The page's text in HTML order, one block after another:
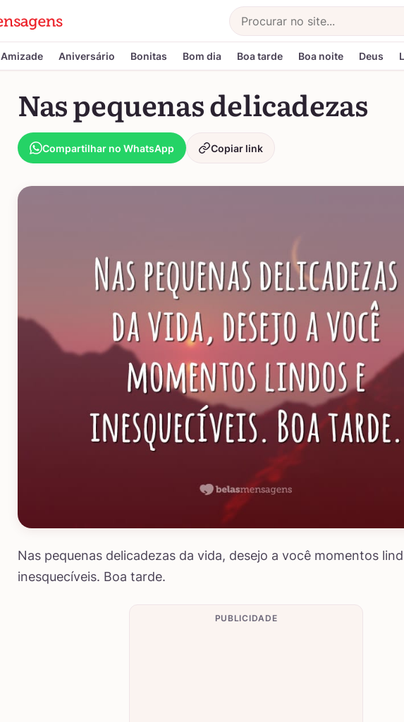
Buscar
Amizade Aniversário Bonitas Bom dia Boa tarde Boa noite Deus
Nas pequenas delicadezas
Compartilhar no WhatsApp Copiar link
Nas pequenas delicadezas da vida, desejo a você momentos
inesquecíveis. Boa tarde.
PUBLICIDADE